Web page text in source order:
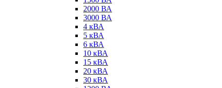
2000 ВА
3000 ВА
4 кВА
5 кВА
6 кВА
10 кВА
15 кВА
20 кВА
30 кВА